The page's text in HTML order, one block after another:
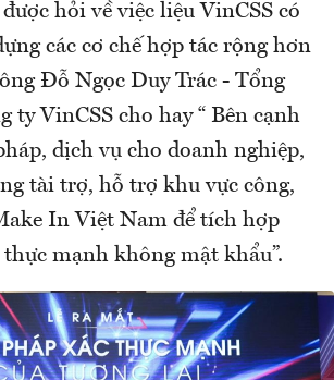
hỏi về việc liệu VinCSS có
các cơ chế hợp tác rộng hơn
Đỗ Ngọc Duy Trác - Tổng
ty VinCSS cho hay “ Bên cạnh
dịch vụ cho doanh nghiệp,
tài trợ, hỗ trợ khu vực công,
In Việt Nam để tích hợp
thực mạnh không mật khẩu”.